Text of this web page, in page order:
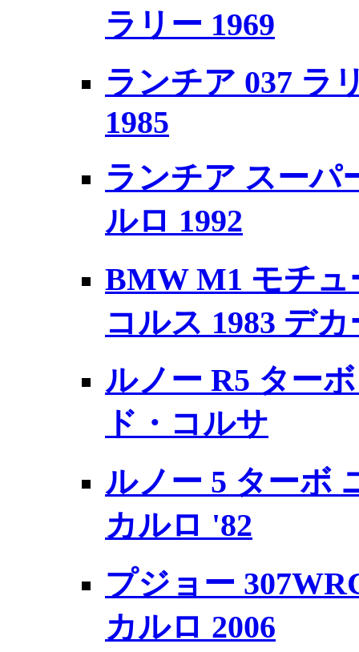
ラリー 1969
ランチア 037 ラ
1985
ランチア スーパ
ルロ 1992
BMW M1 モチュ
コルス 1983 デ
ルノー R5 ター
ド・コルサ
ルノー 5 ターボ
カルロ '82
プジョー
カルロ 2006